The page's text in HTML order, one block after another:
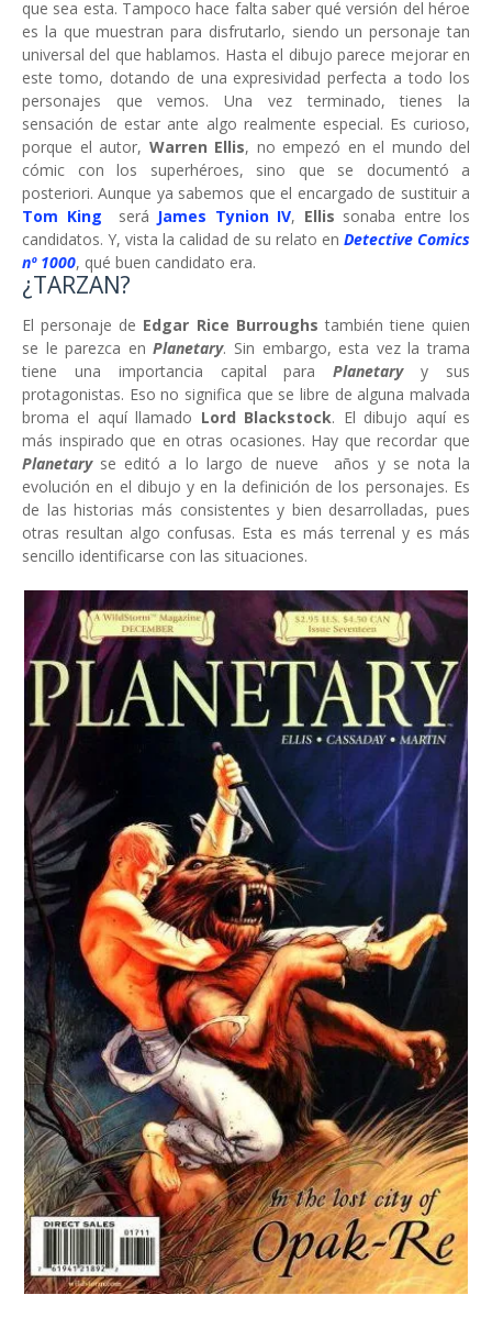
que sea esta. Tampoco hace falta saber qué versión del héroe
es la que muestran para disfrutarlo, siendo un personaje tan
universal del que hablamos. Hasta el dibujo parece mejorar en
este tomo, dotando de una expresividad perfecta a todo los
personajes que vemos. Una vez terminado, tienes la
sensación de estar ante algo realmente especial. Es curioso,
porque el autor, Warren Ellis, no empezó en el mundo del
cómic con los superhéroes, sino que se documentó a
posteriori. Aunque ya sabemos que el encargado de sustituir a
Tom King
será James Tynion IV, Ellis sonaba entre los
candidatos. Y, vista la calidad de su relato en Detective Comics
nº 1000, qué buen candidato era.
¿TARZAN?
El personaje de Edgar Rice Burroughs también tiene quien
se le parezca enPlanetary. Sin embargo, esta vez la trama
tiene una importancia capital paraPlanetaryy sus
protagonistas. Eso no significa que se libre de alguna malvada
broma el aquí llamado Lord Blackstock. El dibujo aquí es
más inspirado que en otras ocasiones. Hay que recordar que
Planetary se editó a lo largo de nueve años y se nota la
evolución en el dibujo y en la definición de los personajes. Es
de las historias más consistentes y bien desarrolladas, pues
otras resultan algo confusas. Esta es más terrenal y es más
sencillo identificarse con las situaciones.